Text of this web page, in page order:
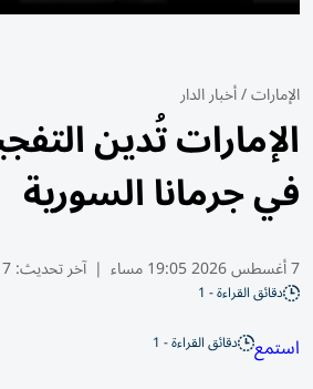
الإمارات/أخبار الدار
الإمارات تُدين
في جرمانا السورية
7 أغسطس 2026 19:05 مساء | آخر تحديث:7 أغسطس 19:07 2026
دقائق القراءة - 1
استمع دقائق القراءة - 1